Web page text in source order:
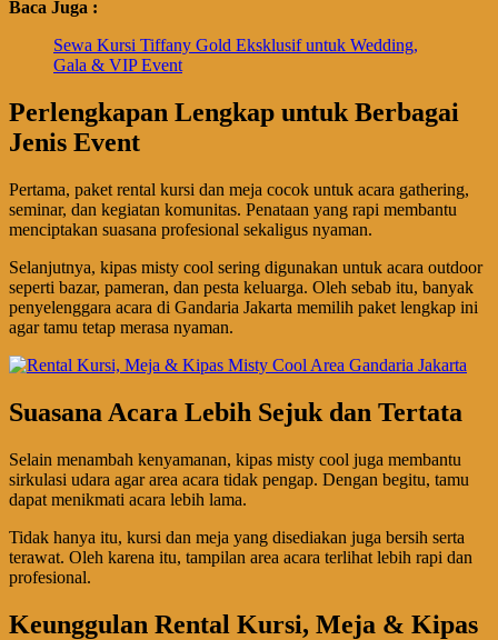
Baca Juga :
Sewa Kursi Tiffany Gold Eksklusif untuk Wedding,
Gala & VIP Event
Perlengkapan Lengkap untuk Berbagai
Jenis Event
Pertama, paket rental kursi dan meja cocok untuk acara gathering,
seminar, dan kegiatan komunitas. Penataan yang rapi membantu
menciptakan suasana profesional sekaligus nyaman.
Selanjutnya, kipas misty cool sering digunakan untuk acara outdoor
seperti bazar, pameran, dan pesta keluarga. Oleh sebab itu, banyak
penyelenggara acara di Gandaria Jakarta memilih paket lengkap ini
agar tamu tetap merasa nyaman.
Suasana Acara Lebih Sejuk dan Tertata
Selain menambah kenyamanan, kipas misty cool juga membantu
sirkulasi udara agar area acara tidak pengap. Dengan begitu, tamu
dapat menikmati acara lebih lama.
Tidak hanya itu, kursi dan meja yang disediakan juga bersih serta
terawat. Oleh karena itu, tampilan area acara terlihat lebih rapi dan
profesional.
Keunggulan Rental Kursi, Meja & Kipas